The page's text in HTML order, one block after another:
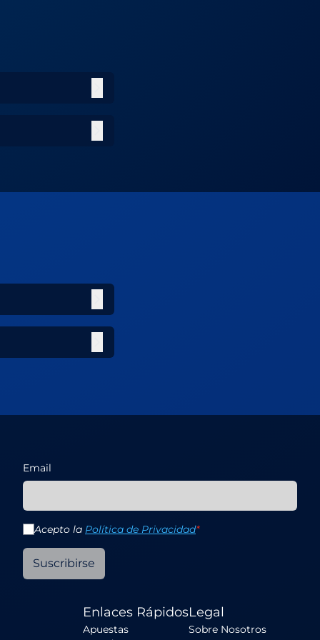
Email
Acepto la Política de Privacidad*
Suscribirse
Enlaces Rápidos
Apuestas
Legal
Sobre Nosotros